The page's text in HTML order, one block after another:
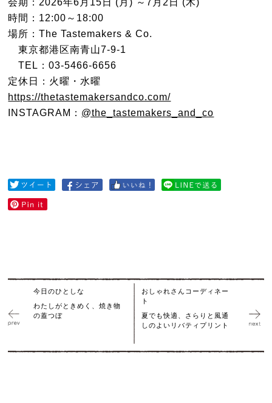
時間：12:00～18:00
場所：The Tastemakers & Co.
東京都港区南青山7-9-1
TEL：03-5466-6656
定休日：火曜・水曜
https://thetastemakersandco.com/
INSTAGRAM： @the_tastemakers_and_co
今日のひとしな
わたしがときめく、焼き物
の蓋つぼ
おしゃれさんコーディネー
ト
夏でも快適、さらりと風通
しのよいリバティプリント